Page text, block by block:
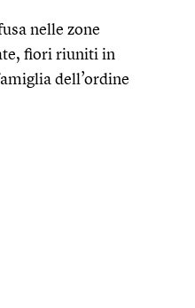
nelle zone
fiori riuniti in
dell’ordine